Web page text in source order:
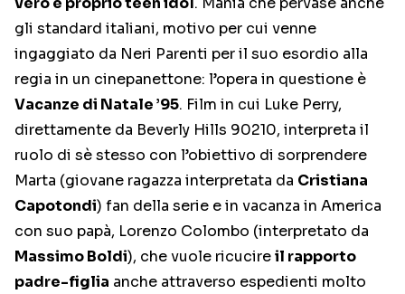
gli standard italiani, motivo per cui venne
ingaggiato da Neri Parenti per il suo esordio alla
regia in un cinepanettone: l’opera in questione è
Vacanze di Natale ’95. Film in cui Luke Perry,
direttamente da Beverly Hills 90210, interpreta il
ruolo di sè stesso con l’obiettivo di sorprendere
Marta (giovane ragazza interpretata da Cristiana
Capotondi) fan della serie e in vacanza in America
con suo papà, Lorenzo Colombo (interpretato da
Massimo Boldi), che vuole ricucireil rapporto
padre-figlia anche attraverso espedienti molto